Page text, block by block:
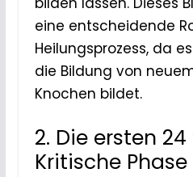
eine entscheidende
Heilungsprozess, da
die Bildung von
Knochen bildet.
2. Die ersten
Kritische Phase